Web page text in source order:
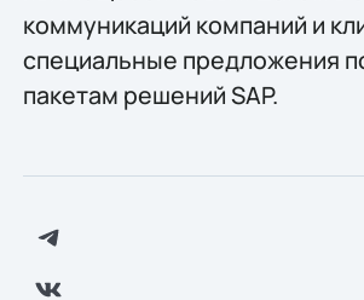
коммуникаций компаний и
специальные предложения
пакетам решений SAP.